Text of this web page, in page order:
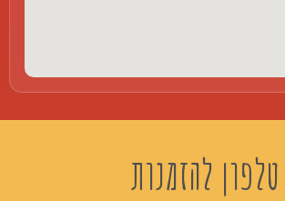
טלפון להזמנות